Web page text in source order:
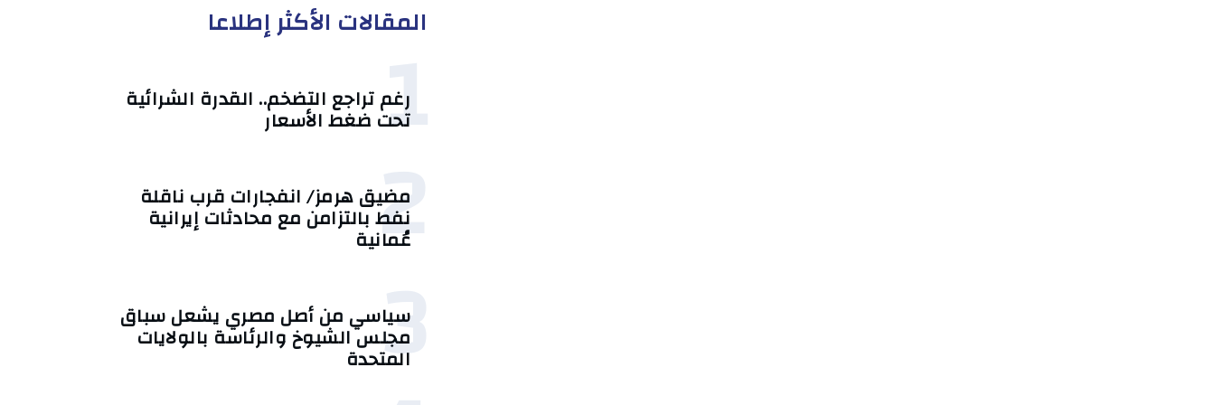
المقالات الأكثر إطلاعا
1
رغم تراجع التضخم.. القدرة الشرائية
تحت ضغط الأسعار
2
مضيق هرمز/ انفجارات قرب ناقلة
نفط بالتزامن مع محادثات إيرانية
عُمانية
3
سياسي من أصل مصري يشعل سباق
مجلس الشيوخ والرئاسة بالولايات
المتحدة